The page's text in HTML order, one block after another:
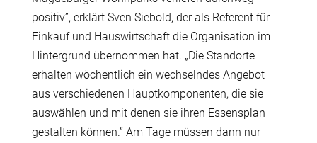
positiv”, erklärt Sven Siebold, der als Referent für
Einkauf und Hauswirtschaft die Organisation im
Hintergrund übernommen hat. „Die Standorte
erhalten wöchentlich ein wechselndes Angebot
aus verschiedenen Hauptkomponenten, die sie
auswählen und mit denen sie ihren Essensplan
gestalten können.” Am Tage müssen dann nur